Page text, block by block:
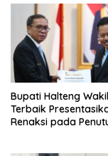
Bupati Halteng
Terbaik
Renaksi pada